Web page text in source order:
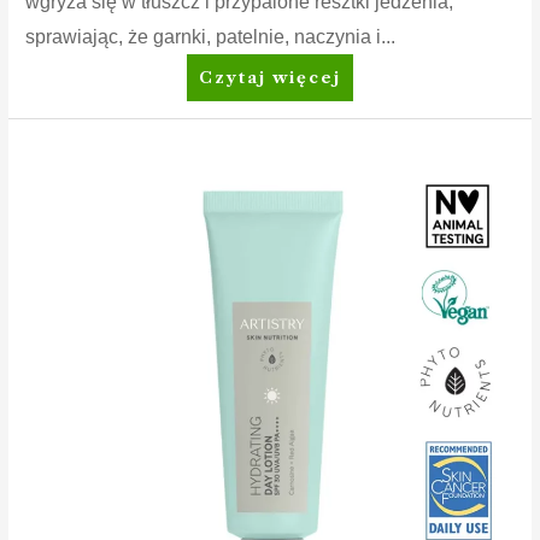
sprawiając, że garnki, patelnie, naczynia i...
Dish
Drops™
mycia
naczyń
Czytaj więcej